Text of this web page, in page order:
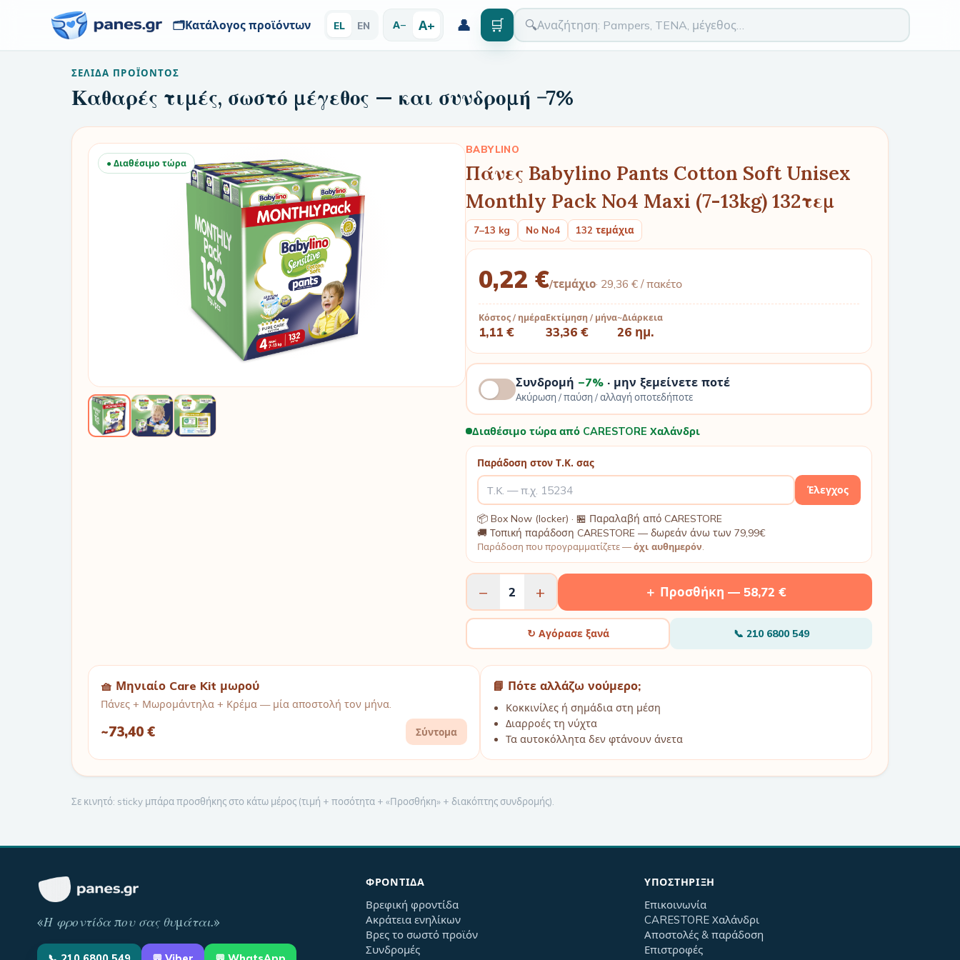
🔍
🗂️Κατάλογος προϊόντων EL EN Α− Α+ 👤 🛒
ΣΕΛΊΔΑ ΠΡΟΪΌΝΤΟΣ
Καθαρές τιμές, σωστό μέγεθος — και συνδρομή −7%
● Διαθέσιμο τώρα
BABYLINO
Πάνες Babylino Pants Cotton Soft Unisex
Monthly Pack No4 Maxi (7-13kg) 132τεμ
7–13 kg No No4 132 τεμάχια
0,22 €/τεμάχιο· 29,36 € / πακέτο
Κόστος / ημέρα
1,11 €
Εκτίμηση / μήνα
33,36 €
~Διάρκεια
26 ημ.
Συνδρομή −7%· μην ξεμείνετε ποτέ
Ακύρωση / παύση / αλλαγή οποτεδήποτε
Διαθέσιμο τώρα από CARESTORE Χαλάνδρι
Παράδοση στον Τ.Κ. σας
Έλεγχος
📦 Box Now (locker) · 🏪 Παραλαβή από CARESTORE
🚚 Τοπική παράδοση CARESTORE — δωρεάν άνω των 79,99€
Παράδοση που προγραμματίζετε —όχι αυθημερόν.
− 2 + ＋ Προσθήκη — 58,72 €
↻ Αγόρασε ξανά 📞 210 6800 549
🧺 Μηνιαίο Care Kit μωρού
Πάνες + Μωρομάντηλα + Κρέμα — μία αποστολή τον μήνα.
~73,40 € Σύντομα
📘 Πότε αλλάζω νούμερο;
Κοκκινίλες ή σημάδια στη μέση
Διαρροές τη νύχτα
Τα αυτοκόλλητα δεν φτάνουν άνετα
Σε κινητό: sticky μπάρα προσθήκης στο κάτω μέρος (τιμή + ποσότητα + «Προσθήκη» + διακόπτης συνδρομής).
«Η φροντίδα που σας θυμάται.»
ΦΡΟΝΤΊΔΑ
Βρεφική φροντίδα
Ακράτεια ενηλίκων
Βρες το σωστό προϊόν
Συνδρομές
ΥΠΟΣΤΉΡΙΞΗ
Επικοινωνία
CARESTORE Χαλάνδρι
Αποστολές & παράδοση
Επιστροφές